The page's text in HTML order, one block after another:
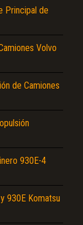
Principal de
Volvo
de Camiones
930E-4
930E Komatsu